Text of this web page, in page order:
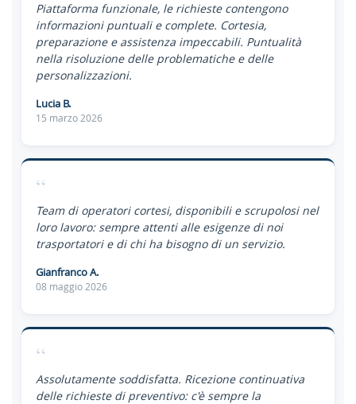
Piattaforma funzionale, le richieste contengono
informazioni puntuali e complete. Cortesia,
preparazione e assistenza impeccabili. Puntualità
nella risoluzione delle problematiche e delle
personalizzazioni.
Lucia B.
15 marzo 2026
“
Team di operatori cortesi, disponibili e scrupolosi nel
loro lavoro: sempre attenti alle esigenze di noi
trasportatori e di chi ha bisogno di un servizio.
Gianfranco A.
08 maggio 2026
“
Assolutamente soddisfatta. Ricezione continuativa
delle richieste di preventivo: c'è sempre la